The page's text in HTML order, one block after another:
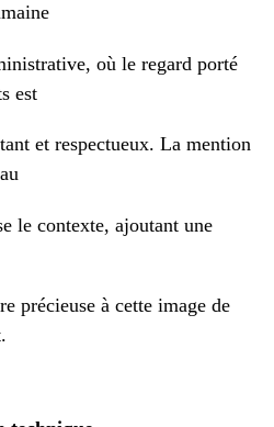
où le regard porté
est
et respectueux. La mention
le contexte, ajoutant une
précieuse à cette image de